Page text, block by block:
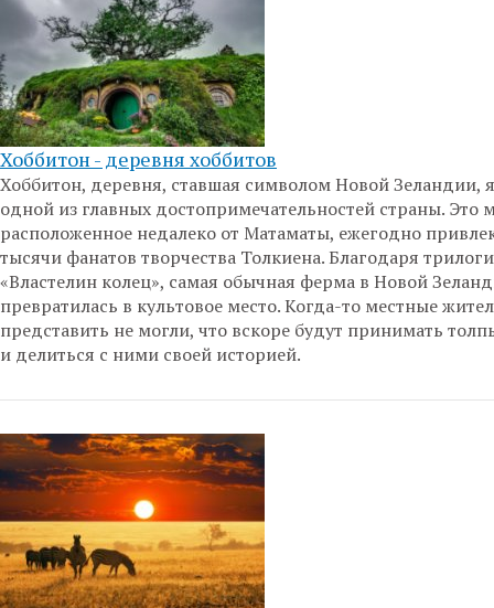
Хоббитон - деревня хоббитов
Хоббитон, деревня, ставшая символом Новой Зеландии,
одной из главных достопримечательностей страны. Это
расположенное недалеко от Матаматы, ежегодно
тысячи фанатов творчества Толкиена. Благодаря
«Властелин колец», самая обычная ферма в Новой
превратилась в культовое место. Когда-то местные
представить не могли, что вскоре будут принимать
и делиться с ними своей историей.